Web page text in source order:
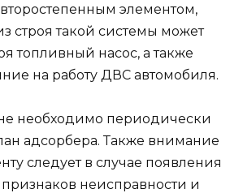
элементом,
строя такой системы может
топливный насос, а также
на работу ДВС автомобиля.
необходимо периодически
адсорбера. Также внимание
следует в случае появления
неисправности и